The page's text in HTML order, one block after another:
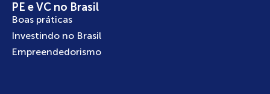
PE e VC no Brasil
Boas práticas
Investindo no Brasil
Empreendedorismo